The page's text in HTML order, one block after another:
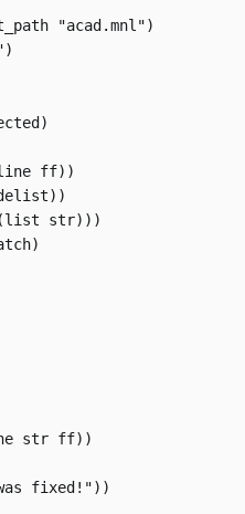
"acad.mnl")
line ff))
(list str)))
str ff))
fixed!"))